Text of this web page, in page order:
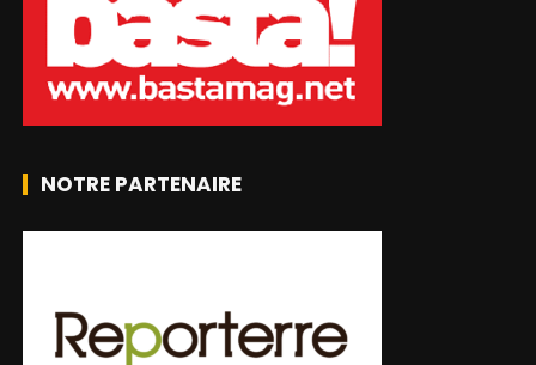
NOTRE PARTENAIRE